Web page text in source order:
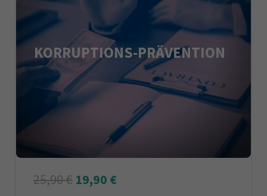
KORRUPTIONS-PRÄVENTION
25,90€ 19,90 €